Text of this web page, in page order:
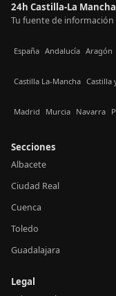
24h Castilla-La Mancha
Tu fuente de información
España Andalucía Aragón
Castilla La-Mancha Castilla
Madrid Murcia Navarra
Secciones
Albacete
Ciudad Real
Cuenca
Toledo
Guadalajara
Legal